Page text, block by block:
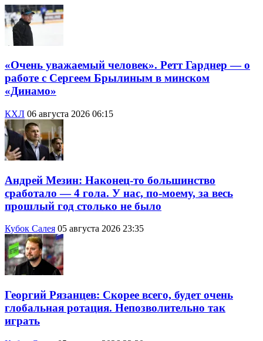
«Очень уважаемый человек». Ретт Гарднер — о
работе с Сергеем Брылиным в минском
«Динамо»
КХЛ 06 августа 2026 06:15
Андрей Мезин: Наконец-то большинство
сработало — 4 гола. У нас, по-моему, за весь
прошлый год столько не было
Кубок Салея 05 августа 2026 23:35
Георгий Рязанцев: Скорее всего, будет очень
глобальная ротация. Непозволительно так
играть